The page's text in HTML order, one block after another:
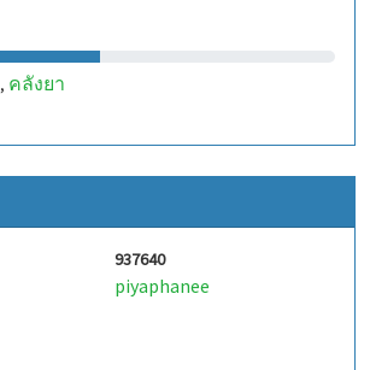
, คลังยา
937640
piyaphanee